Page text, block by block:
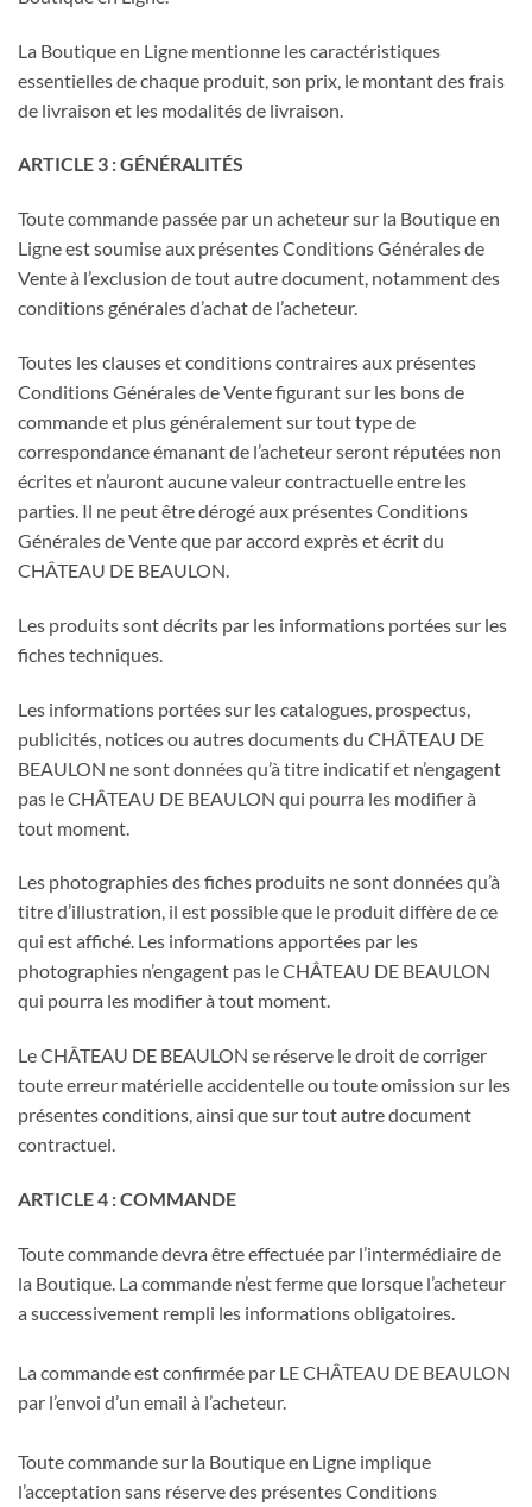
La Boutique en Ligne mentionne les caractéristiques
essentielles de chaque produit, son prix, le montant des frais
de livraison et les modalités de livraison.
ARTICLE 3 : GÉNÉRALITÉS
Toute commande passée par un acheteur sur la Boutique en
Ligne est soumise aux présentes Conditions Générales de
Vente à l’exclusion de tout autre document, notamment des
conditions générales d’achat de l’acheteur.
Toutes les clauses et conditions contraires aux présentes
Conditions Générales de Vente figurant sur les bons de
commande et plus généralement sur tout type de
correspondance émanant de l’acheteur seront réputées non
écrites et n’auront aucune valeur contractuelle entre les
parties. Il ne peut être dérogé aux présentes Conditions
Générales de Vente que par accord exprès et écrit du
CHÂTEAU DE BEAULON.
Les produits sont décrits par les informations portées sur les
fiches techniques.
Les informations portées sur les catalogues, prospectus,
publicités, notices ou autres documents du CHÂTEAU DE
BEAULON ne sont données qu’à titre indicatif et n’engagent
pas le CHÂTEAU DE BEAULON qui pourra les modifier à
tout moment.
Les photographies des fiches produits ne sont données qu’à
titre d’illustration, il est possible que le produit diffère de ce
qui est affiché. Les informations apportées par les
photographies n’engagent pas le CHÂTEAU DE BEAULON
qui pourra les modifier à tout moment.
Le CHÂTEAU DE BEAULON se réserve le droit de corriger
toute erreur matérielle accidentelle ou toute omission sur les
présentes conditions, ainsi que sur tout autre document
contractuel.
ARTICLE 4 : COMMANDE
Toute commande devra être effectuée par l’intermédiaire de
la Boutique. La commande n’est ferme que lorsque l’acheteur
a successivement rempli les informations obligatoires.
La commande est confirmée par LE CHÂTEAU DE BEAULON
par l’envoi d’un email à l’acheteur.
Toute commande sur la Boutique en Ligne implique
l’acceptation sans réserve des présentes Conditions